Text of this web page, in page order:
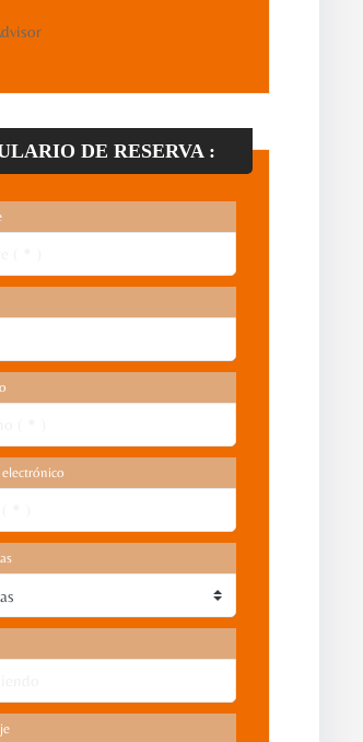
DE RESERVA :